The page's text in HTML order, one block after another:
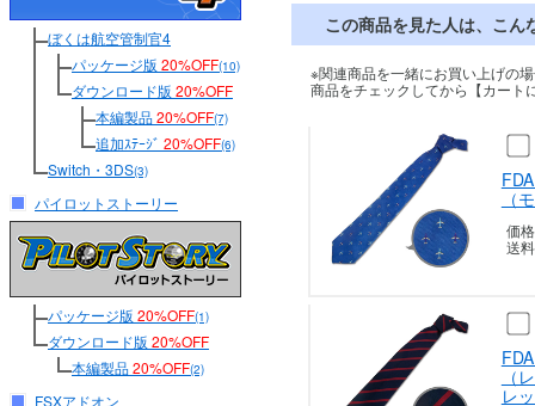
ぼくは航空管制官4
パッケージ版 20%OFF(10)
ダウンロード版 20%OFF
本編製品20%OFF(7)
追加ｽﾃｰｼﾞ 20%OFF(6)
Switch・3DS(3)
パイロットストーリー
パッケージ版 20%OFF(1)
ダウンロード版 20%OFF
本編製品20%OFF(2)
FSXアドオン
この商品を見た人は、こん
※関連商品を一緒にお買い上げの
商品をチェックしてから【カート
（
価
送
（
レ